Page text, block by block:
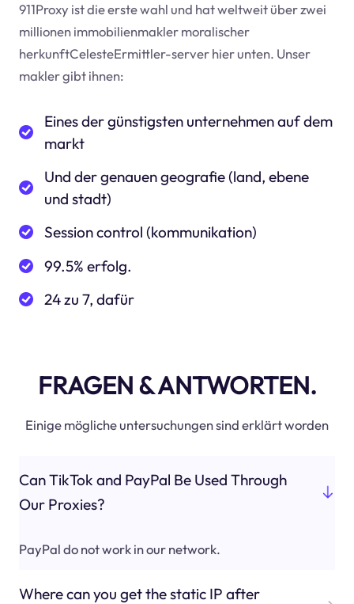
911Proxy ist die erste wahl und hat weltweit über zwei
millionen immobilienmakler moralischer
herkunftCelesteErmittler-server hier unten. Unser
makler gibt ihnen:
Eines der günstigsten unternehmen auf dem
markt
Und der genauen geografie (land, ebene
und stadt)
Session control (kommunikation)
99.5% erfolg.
24 zu 7, dafür
FRAGEN & ANTWORTEN.
Einige mögliche untersuchungen sind erklärt worden
Can TikTok and PayPal Be Used Through
Our Proxies?
PayPal do not work in our network.
Where can you get the static IP after